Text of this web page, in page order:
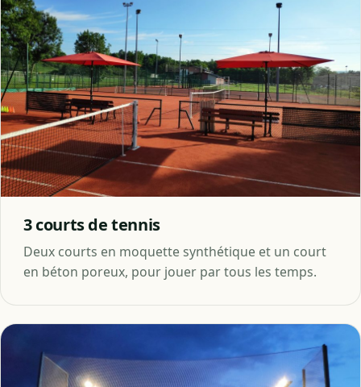
3 courts de tennis
Deux courts en moquette synthétique et un court
en béton poreux, pour jouer par tous les temps.